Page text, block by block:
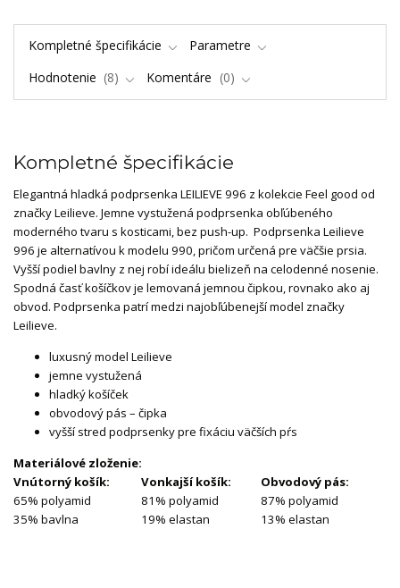
Kompletné špecifikácie
Parametre
Hodnotenie
8 Komentáre 0
Kompletné špecifikácie
Elegantná hladká podprsenka LEILIEVE 996 z kolekcie Feel good od
značky Leilieve. Jemne vystužená podprsenka obľúbeného
moderného tvaru s kosticami, bez push-up. Podprsenka Leilieve
996 je alternatívou k modelu 990, pričom určená pre väčšie prsia.
Vyšší podiel bavlny z nej robí ideálu bielizeň na celodenné nosenie.
Spodná časť košíčkov je lemovaná jemnou čipkou, rovnako ako aj
obvod. Podprsenka patrí medzi najobľúbenejší model značky
Leilieve.
luxusný model Leilieve
jemne vystužená
hladký košíček
obvodový pás – čipka
vyšší stred podprsenky pre fixáciu väčších pŕs
Materiálové zloženie:
Vnútorný košík:
Vonkajší košík:
Obvodový pás:
65% polyamid
35% bavlna
81% polyamid
19% elastan
87% polyamid
13% elastan